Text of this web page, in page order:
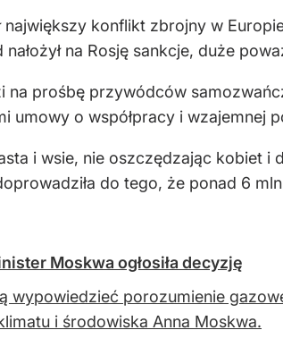
największy konflikt zbrojny w
na Rosję sankcje, duże
na prośbę przywódców
umowy o współpracy i wzajemnej
i wsie, nie oszczędzając kobiet
do tego, że ponad 6
Moskwa ogłosiła decyzję
wypowiedzieć porozumienie
i środowiska Anna Moskwa.